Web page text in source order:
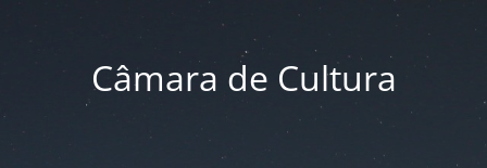
Câmara de Cultura